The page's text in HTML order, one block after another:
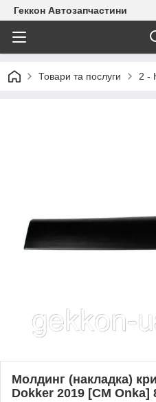
Геккон Автозапчастини
Товари та послуги 2 -
Молдинг (накладка)
Dokker 2019 [СМ Onka]